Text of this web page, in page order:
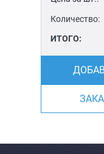
Количество:
ИТОГО: